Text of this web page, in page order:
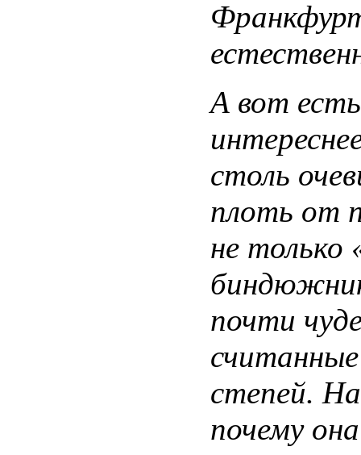
А вот
столь
плоть от
не только
почти
степей.
почему